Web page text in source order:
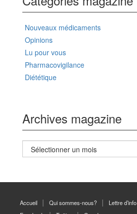
Nouveaux médicaments
Opinions
Lu pour vous
Pharmacovigilance
Diététique
Archives magazine
Archives
magazine
Accueil Qui sommes-nous? Lettre d’info